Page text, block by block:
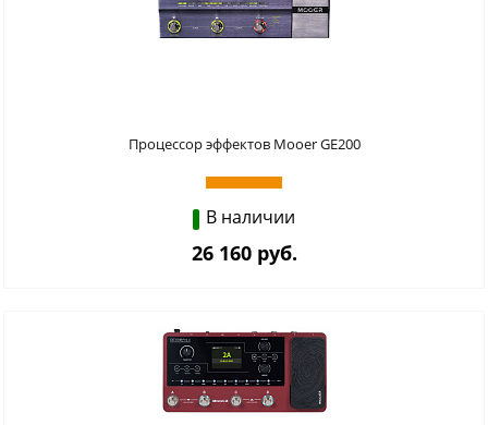
Процессор эффектов Mooer GE200
В наличии
26 160 руб.